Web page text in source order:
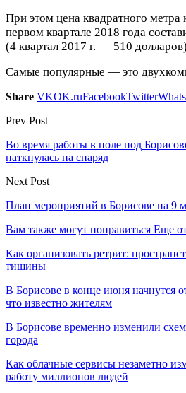
При этом цена квадратного метра
первом квартале 2018 года
(4 квартал 2017 г. — 510
Самые популярные — это
Share VKOK.ruFacebookTwitter
Prev Post
Во время работы в поле под
наткнулась на снаряд
Next Post
План мероприятий в Борисове на 9
Вам также могут понравиться Еще
Как организовать ретрит:
тишины
В Борисове в конце июня начнутся
что известно жителям
В Борисове временно изменили
города
Как облачные сервисы незаметно
работу миллионов людей